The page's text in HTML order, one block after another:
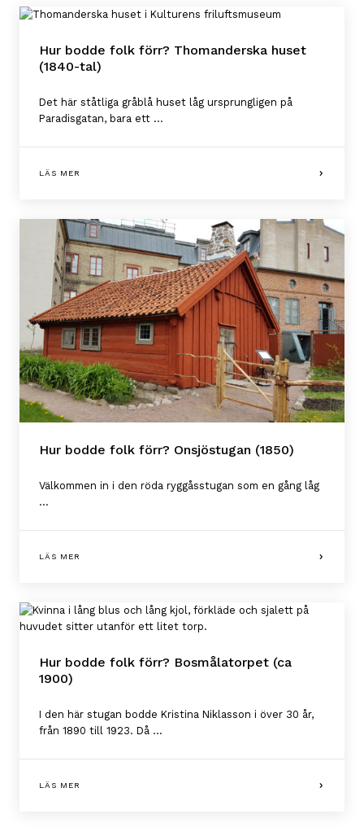
Hur bodde folk förr? Thomanderska huset
(1840-tal)
Det här ståtliga gråblå huset låg ursprungligen på
Paradisgatan, bara ett ...
LÄS MER
Hur bodde folk förr? Onsjöstugan (1850)
Välkommen in i den röda ryggåsstugan som en gång låg
...
LÄS MER
Hur bodde folk förr? Bosmålatorpet (ca
1900)
I den här stugan bodde Kristina Niklasson i över 30 år,
från 1890 till 1923. Då ...
LÄS MER